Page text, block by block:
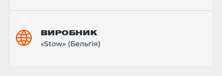
ВИРОБНИК
«Stow» (Бельгія)